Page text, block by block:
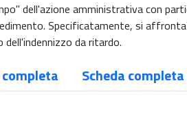
dell'azione amministrativa con
Specificatamente, si
da ritardo.
Scheda completa